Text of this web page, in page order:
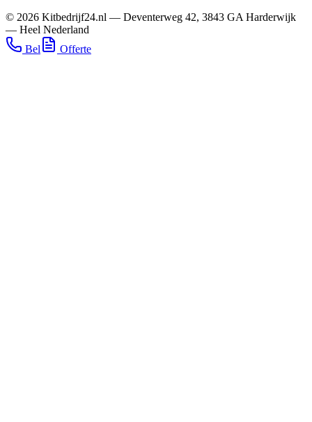
© 2026 Kitbedrijf24.nl — Deventerweg 42, 3843 GA Harderwijk
— Heel Nederland
Bel
Offerte